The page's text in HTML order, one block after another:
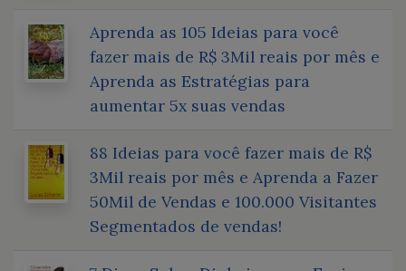
Aprenda as 105 Ideias para você
fazer mais de R$ 3Mil reais por mês e
Aprenda as Estratégias para
aumentar 5x suas vendas
88 Ideias para você fazer mais de R$
3Mil reais por mês e Aprenda a Fazer
50Mil de Vendas e 100.000 Visitantes
Segmentados de vendas!